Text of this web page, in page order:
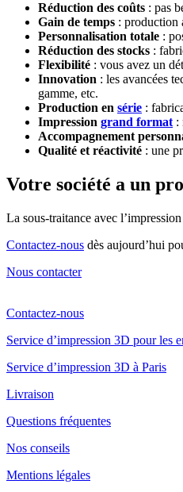
Réduction des coûts : pas
Gain de temps : production
Personnalisation totale :
Réduction des stocks :
Flexibilité : vous avez un
Innovation : les avancées
gamme, etc.
Production en série :
Impression grand format :
Accompagnement
Qualité et réactivité : une
Votre société a un
La sous-traitance avec
Contactez-nous dès aujourd’hui
Nous contacter
Contactez-nous
Service d’impression 3D pour les
Service d’impression 3D à Paris
Livraison
Questions fréquentes
Nos conseils
Mentions légales